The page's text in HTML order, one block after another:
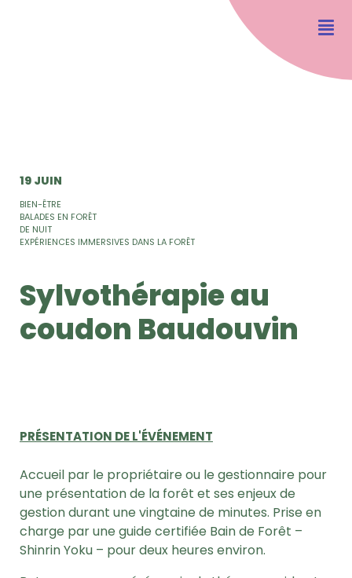
19 JUIN
BIEN-ÊTRE
BALADES EN FORÊT
DE NUIT
EXPÉRIENCES IMMERSIVES DANS LA FORÊT
Sylvothérapie au
coudon Baudouvin
PRÉSENTATION DE L'ÉVÉNEMENT
Accueil par le propriétaire ou le gestionnaire pour
une présentation de la forêt et ses enjeux de
gestion durant une vingtaine de minutes. Prise en
charge par une guide certifiée Bain de Forêt –
Shinrin Yoku – pour deux heures environ.